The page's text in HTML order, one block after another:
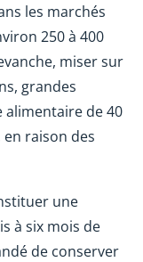
les marchés
250 à 400
miser sur
grandes
de 40
raison des
une
à six mois de
de conserver